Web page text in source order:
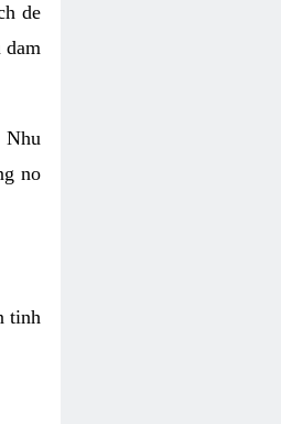
de
dam
Nhu
no
tinh